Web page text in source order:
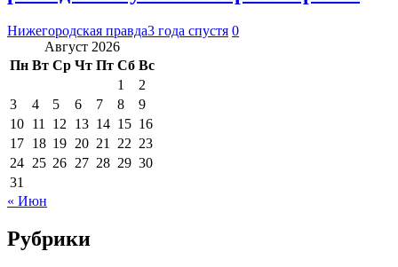
Нижегородская правда3 года спустя 0
Август 2026
Пн Вт Ср Чт Пт Сб Вс
1
2
3
4 5 6 7 8
9
10 11 12 13 14 15 16
17 18 19 20 21 22 23
24 25 26 27 28 29 30
31
« Июн
Рубрики